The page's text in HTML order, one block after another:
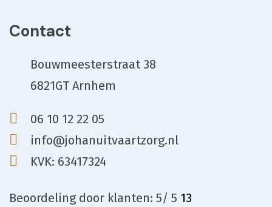
Contact
Bouwmeesterstraat 38
6821GT Arnhem
06 10 12 22 05
info@johanuitvaartzorg.nl
KVK: 63417324
Beoordelingdoor klanten: 5/ 5 13